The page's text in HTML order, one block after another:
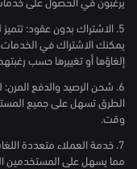
5. الاشتراك بدون عقود:
يمكنك الاشتراك في الخدمات،
إلغاؤها أو تغييرها حسب
6. شحن الرصيد والدفع
الطرق تسهل على جميع
وقت.
7. خدمة العملاء متعددة
مما يسهل على المستخدمين